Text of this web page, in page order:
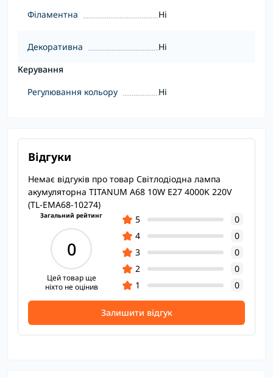
Філаментна Ні
Декоративна
Ні
Керування
Регулювання кольору
Ні
Відгуки
Немає відгуків про товар Світлодіодна лампа
акумуляторна TITANUM A68 10W E27 4000K 220V
(TL-EMA68-10274)
Загальний рейтинг
0
Цей товар ще
ніхто не оцінив
5
0
4
0
3
0
2
0
1
0
Залишити відгук